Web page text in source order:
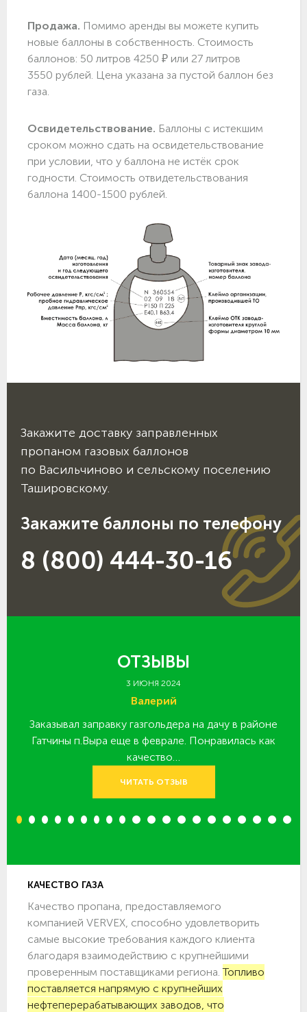
Продажа. Помимо аренды вы можете купить
новые баллоны в собственность. Стоимость
баллонов: 50 литров 4250 ₽ или 27 литров
3550 рублей. Цена указана за пустой баллон без
газа.
Освидетельствование. Баллоны с истекшим
сроком можно сдать на освидетельствование
при условии, что у баллона не истёк срок
годности. Стоимость отвидетельствования
баллона 1400-1500 рублей.
Закажите доставку заправленных
пропаном газовых баллонов
по Васильчиново и сельскому поселению
Ташировскому.
Закажите баллоны по телефону
8 (800) 444-30-16
ОТЗЫВЫ
3 ИЮНЯ 2024
Валерий
Заказывал заправку газгольдера на дачу в районе
Гатчины п.Выра еще в феврале. Понравилась как
качество…
ЧИТАТЬ ОТЗЫВ
1 2 3 4 5 6 7 8 9 10 11 12 13 14 15 16 17 18 19 20
КАЧЕСТВО ГАЗА
Качество пропана, предоставляемого
компанией VERVEX, способно удовлетворить
самые высокие требования каждого клиента
благодаря взаимодействию с крупнейшими
проверенным поставщиками региона.Топливо
поставляется напрямую с крупнейших
нефтеперерабатывающих заводов, что